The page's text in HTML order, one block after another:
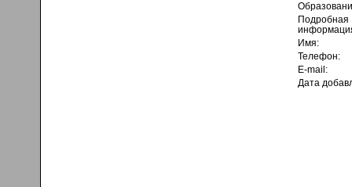
Подробная
Имя:
Телефон:
E-mail:
Дата